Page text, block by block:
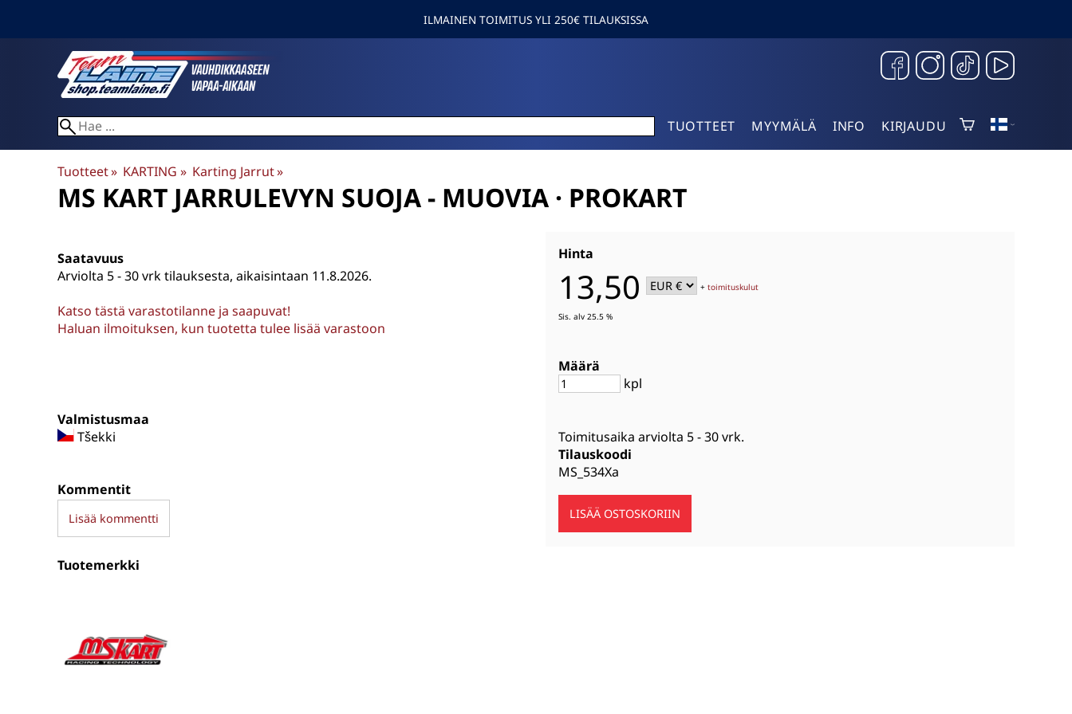
ILMAINEN TOIMITUS YLI 250€ TILAUKSISSA
TUOTTEET MYYMÄLÄ INFO KIRJAUDU
Tuotteet‪» KARTING ‪» Karting Jarrut‪»
MS KART JARRULEVYN SUOJA - MUOVIA · PROKART
Hinta
13,50 +toimituskulut
Sis. alv 25.5 %
Määrä
kpl
Toimitusaika arviolta 5 - 30 vrk.
Tilauskoodi
MS_534Xa
Saatavuus
Arviolta 5 - 30 vrk tilauksesta, aikaisintaan 11.8.2026.
Katso tästä varastotilanne ja saapuvat!
Haluan ilmoituksen, kun tuotetta tulee lisää varastoon
Valmistusmaa
Tšekki
Kommentit
Lisää kommentti
Tuotemerkki